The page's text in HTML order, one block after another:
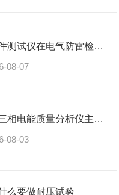
防雷元件测试仪在电气防雷检测工作中的应用与实操要点
08-07
手持式三相电能质量分析仪主要特性
08-03
么要做耐压试验